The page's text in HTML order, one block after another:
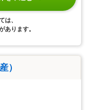
は、
あります。
）